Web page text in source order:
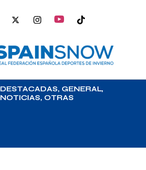
DESTACADAS, GENERAL,
NOTICIAS, OTRAS